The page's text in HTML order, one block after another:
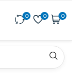
0 0 0